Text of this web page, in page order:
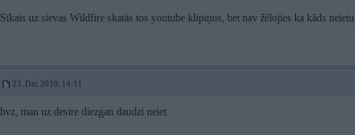
Sīkais uz sievas Wildfire skatās tos youtube klipiņus, bet nav žēlojies ka kāds neietu
23. Dec 2010, 14:11
hvz, man uz desire diezgan daudzi neiet.